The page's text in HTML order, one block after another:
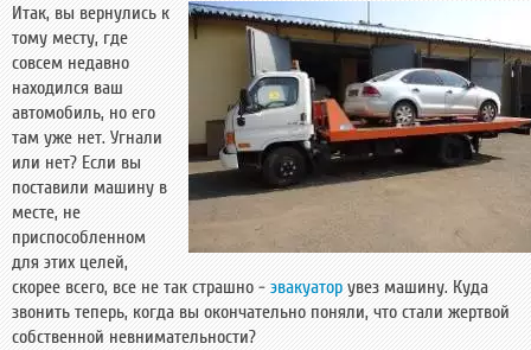
Итак, вы вернулись к
тому месту, где
совсем недавно
находился ваш
автомобиль, но его
там уже нет. Угнали
или нет? Если вы
поставили машину в
месте, не
приспособленном
для этих целей,
скорее всего, все не так страшно - эвакуатор увез машину. Куда
звонить теперь, когда вы окончательно поняли, что стали жертвой
собственной невнимательности?